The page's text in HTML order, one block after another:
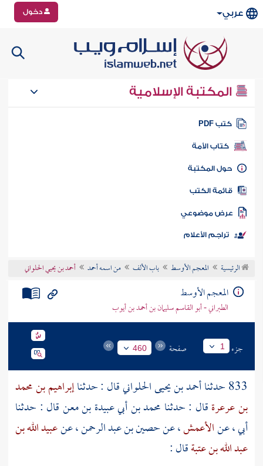
عربي دخول
المكتبة الإسلامية
كتب PDF
كتاب الأمة
المكتبة
الكتب
موضوعي
تراجم الأعلام
الرئيسية المعجم الأوسط باب الألف من اسمه أحمد أحمد بن يحيي الحلواني
المعجم الأوسط
الطبراني - أبو القاسم سليمان بن أحمد بن أيوب
جزء 1 صفحة 460
833 حدثنا أحمد بن يحيى الحلوانيقال : حدثناإبراهيم بن محمد
بن عرعرةقال : حدثنا محمد بن أبي عبيدة بن معنقال : حدثنا
أبي ، عنالأعمش، عنحصين بن عبد الرحمن، عنعبيد الله بن
عبد الله بن عتبةقال :